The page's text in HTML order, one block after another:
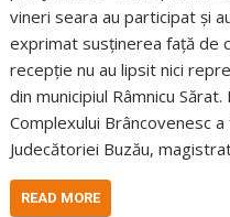
vineri seara au participat și
exprimat susținerea față de
recepție nu au lipsit nici
din municipiul Râmnicu
Complexului Brâncovenesc
Judecătoriei Buzău,
READ MORE